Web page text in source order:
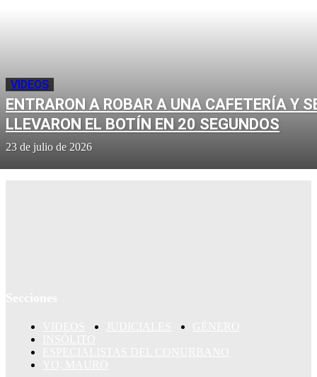
VIDEOS
ENTRARON A ROBAR A UNA CAFETERÍA Y
LLEVARON EL BOTÍN EN 20 SEGUNDOS
23 de julio de 2026